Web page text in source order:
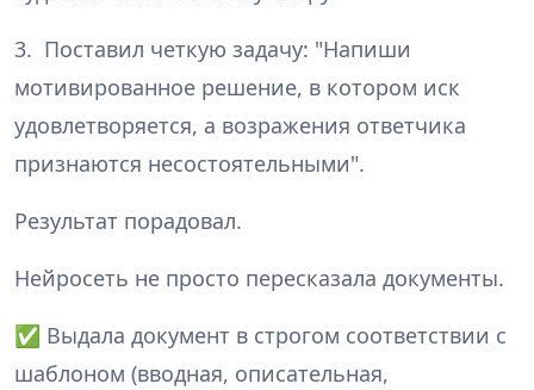
3. Поставил четкую задачу: "Напиши
мотивированное решение, в котором иск
удовлетворяется, а возражения ответчика
признаются несостоятельными".
Результат порадовал.
Нейросеть не просто пересказала документы.
✅ Выдала документ в строгом соответствии с
шаблоном (вводная, описательная,